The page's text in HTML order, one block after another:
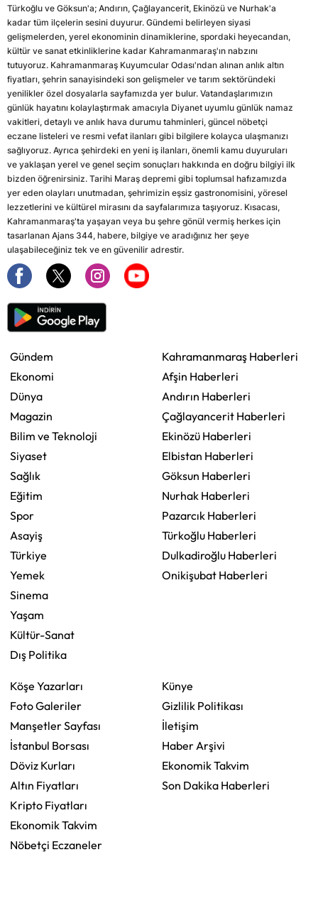
Türkoğlu ve Göksun'a; Andırın, Çağlayancerit, Ekinözü ve Nurhak'a
kadar tüm ilçelerin sesini duyurur. Gündemi belirleyen siyasi
gelişmelerden, yerel ekonominin dinamiklerine, spordaki heyecandan,
kültür ve sanat etkinliklerine kadar Kahramanmaraş'ın nabzını
tutuyoruz. Kahramanmaraş Kuyumcular Odası'ndan alınan anlık altın
fiyatları, şehrin sanayisindeki son gelişmeler ve tarım sektöründeki
yenilikler özel dosyalarla sayfamızda yer bulur. Vatandaşlarımızın
günlük hayatını kolaylaştırmak amacıyla Diyanet uyumlu günlük namaz
vakitleri, detaylı ve anlık hava durumu tahminleri, güncel nöbetçi
eczane listeleri ve resmi vefat ilanları gibi bilgilere kolayca ulaşmanızı
sağlıyoruz. Ayrıca şehirdeki en yeni iş ilanları, önemli kamu duyuruları
ve yaklaşan yerel ve genel seçim sonuçları hakkında en doğru bilgiyi ilk
bizden öğrenirsiniz. Tarihi Maraş depremi gibi toplumsal hafızamızda
yer eden olayları unutmadan, şehrimizin eşsiz gastronomisini, yöresel
lezzetlerini ve kültürel mirasını da sayfalarımıza taşıyoruz. Kısacası,
Kahramanmaraş'ta yaşayan veya bu şehre gönül vermiş herkes için
tasarlanan Ajans 344, habere, bilgiye ve aradığınız her şeye
ulaşabileceğiniz tek ve en güvenilir adrestir.
Gündem
Ekonomi
Dünya
Magazin
Bilim ve Teknoloji
Siyaset
Sağlık
Eğitim
Spor
Asayiş
Türkiye
Yemek
Sinema
Yaşam
Kültür-Sanat
Dış Politika
Kahramanmaraş Haberleri
Afşin Haberleri
Andırın Haberleri
Çağlayancerit Haberleri
Ekinözü Haberleri
Elbistan Haberleri
Göksun Haberleri
Nurhak Haberleri
Pazarcık Haberleri
Türkoğlu Haberleri
Dulkadiroğlu Haberleri
Onikişubat Haberleri
Köşe Yazarları
Foto Galeriler
Manşetler Sayfası
İstanbul Borsası
Döviz Kurları
Altın Fiyatları
Kripto Fiyatları
Ekonomik Takvim
Nöbetçi Eczaneler
Künye
Gizlilik Politikası
İletişim
Haber Arşivi
Ekonomik Takvim
Son Dakika Haberleri